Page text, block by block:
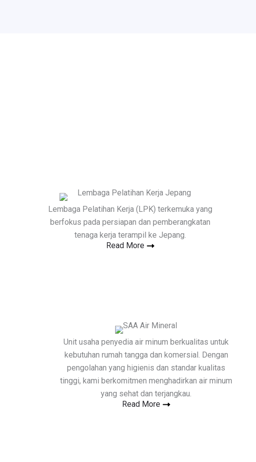
Lembaga Pelatihan Kerja (LPK) terkemuka yang
berfokus pada persiapan dan pemberangkatan
tenaga kerja terampil ke Jepang.
Read More
Unit usaha penyedia air minum berkualitas untuk
kebutuhan rumah tangga dan komersial. Dengan
pengolahan yang higienis dan standar kualitas
tinggi, kami berkomitmen menghadirkan air minum
yang sehat dan terjangkau.
Read More